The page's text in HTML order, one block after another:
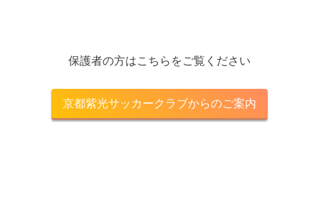
保護者の方はこちらをご覧ください
京都紫光サッカークラブからのご案内